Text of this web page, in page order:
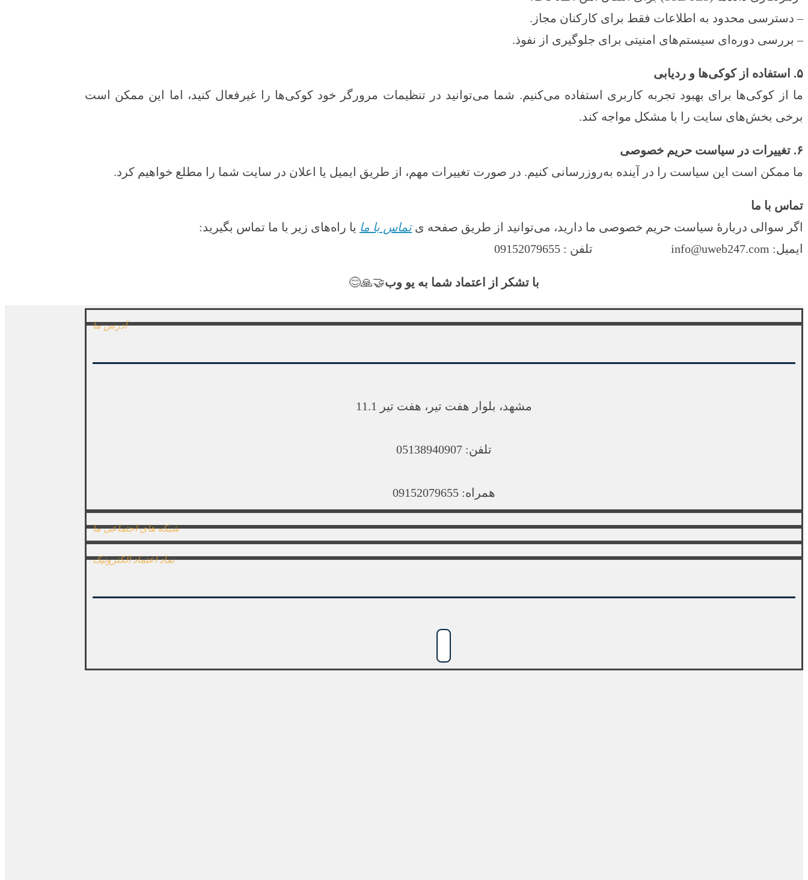
– دسترسی محدود به اطلاعات فقط برای کارکنان مجاز.
– بررسی دوره‌ای سیستم‌های امنیتی برای جلوگیری از نفوذ.
۵. استفاده از کوکی‌ها و ردیابی
ما از کوکی‌ها برای بهبود تجربه کاربری استفاده می‌کنیم. شما می‌توانید در تنظیمات مرورگر خود کوکی‌ها را غیرفعال کنید، اما این ممکن است
برخی بخش‌های سایت را با مشکل مواجه کند.
۶. تغییرات در سیاست حریم خصوصی
ما ممکن است این سیاست را در آینده به‌روزرسانی کنیم. در صورت تغییرات مهم، از طریق ایمیل یا اعلان در سایت شما را مطلع خواهیم کرد.
تماس با ما
اگر سوالی دربارهٔ سیاست حریم خصوصی ما دارید، می‌توانید از طریق صفحه یتماس با ما یا راه‌های زیر با ما تماس بگیرید:
ایمیل: info@uweb247.com تلفن : 09152079655
با تشکر از اعتماد شما به یو وب🤝🙏😊
آدرس ما
مشهد، بلوار هفت تیر، هفت تیر 11.1
تلفن: 05138940907
همراه: 09152079655
شبکه های اجتماعی ما
نماد اعتماد الکترونیک